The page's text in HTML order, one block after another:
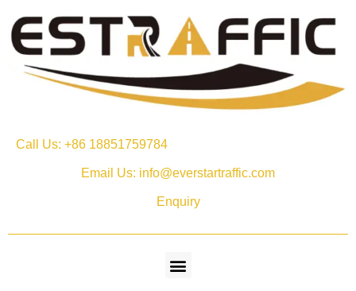
Call Us: +86 18851759784
Email Us: info@everstartraffic.com
Enquiry